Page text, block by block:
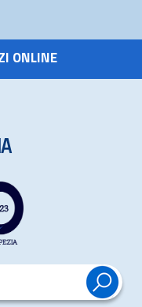
ONLINE